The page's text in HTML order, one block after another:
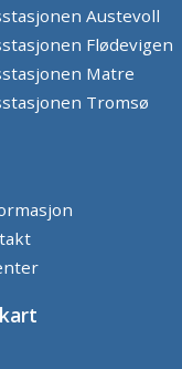
Austevoll
Flødevigen
Matre
Tromsø